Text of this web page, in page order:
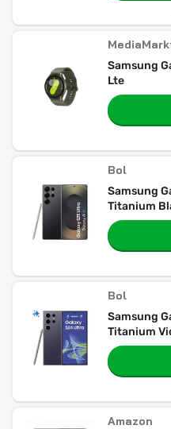
Samsung
Lte
Bol
Samsung
Titanium
Bol
Samsung
Titanium
Amazon